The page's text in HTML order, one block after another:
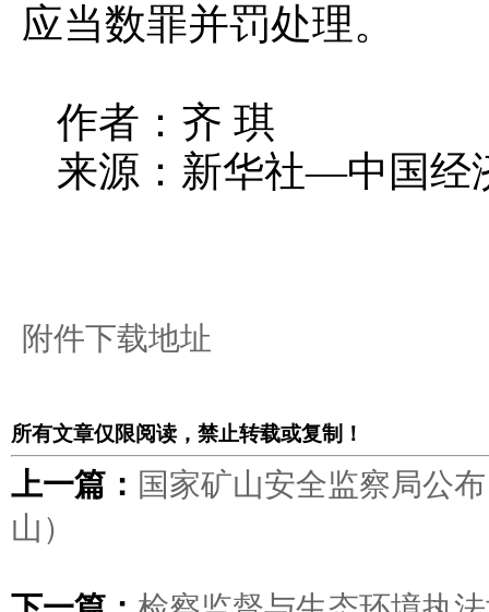
应当数罪并罚处理。
作者：齐 琪
来源：新华社—中国经
附件下载地址
所有文章仅限阅读，禁止转载或复制！
上一篇： 国家矿山安全监察局公
山）